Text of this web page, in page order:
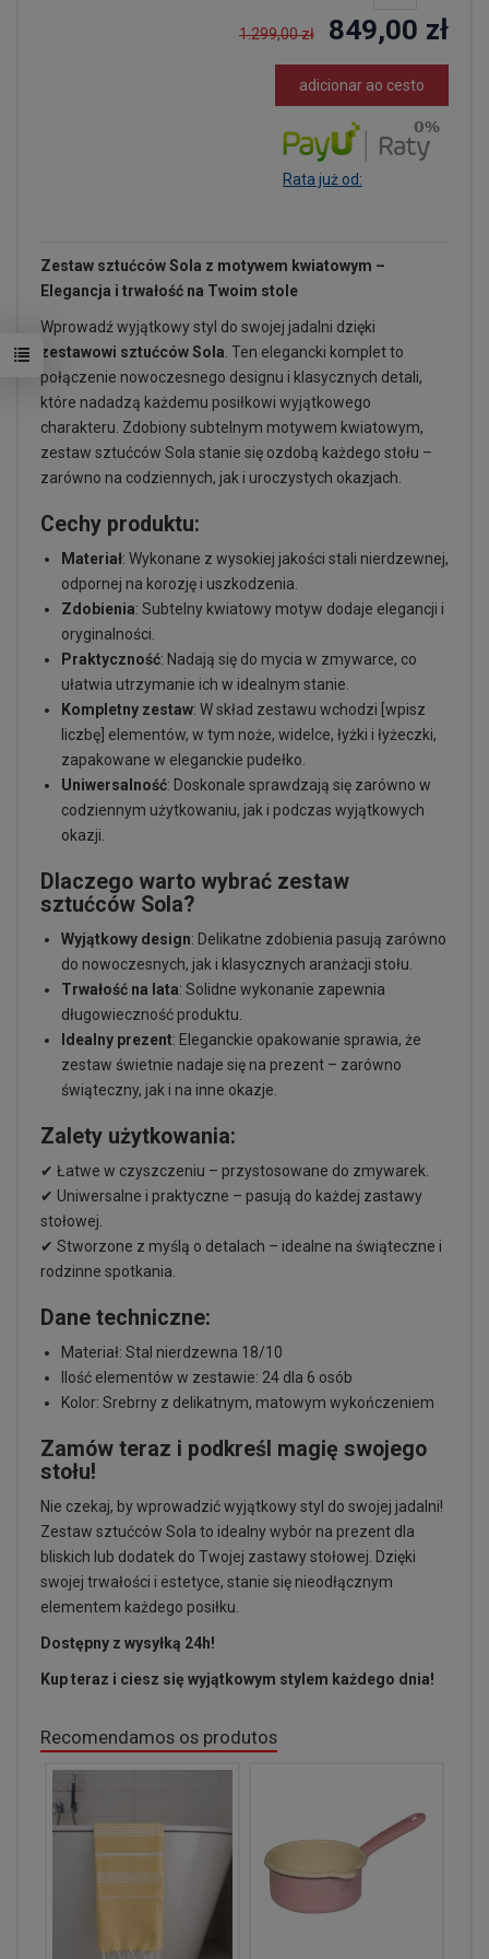
1.299,00 zł 849,00 zł
adicionar ao cesto
Rata już od:
Zestaw sztućców Sola z motywem kwiatowym –
Elegancja i trwałość na Twoim stole
Wprowadź wyjątkowy styl do swojej jadalni dzięki
zestawowi sztućców Sola . Ten elegancki komplet to
połączenie nowoczesnego designu i klasycznych detali,
które nadadzą każdemu posiłkowi wyjątkowego
charakteru. Zdobiony subtelnym motywem kwiatowym,
zestaw sztućców Sola stanie się ozdobą każdego stołu –
zarówno na codziennych, jak i uroczystych okazjach.
Cechy produktu:
Materiał: Wykonane z wysokiej jakości stali nierdzewnej,
odpornej na korozję i uszkodzenia.
Zdobienia: Subtelny kwiatowy motyw dodaje elegancji i
oryginalności.
Praktyczność: Nadają się do mycia w zmywarce, co
ułatwia utrzymanie ich w idealnym stanie.
Kompletny zestaw: W skład zestawu wchodzi [wpisz
liczbę] elementów, w tym noże, widelce, łyżki i łyżeczki,
zapakowane w eleganckie pudełko.
Uniwersalność: Doskonale sprawdzają się zarówno w
codziennym użytkowaniu, jak i podczas wyjątkowych
okazji.
Dlaczego warto wybrać zestaw
sztućców Sola?
Wyjątkowy design: Delikatne zdobienia pasują zarówno
do nowoczesnych, jak i klasycznych aranżacji stołu.
Trwałość na lata: Solidne wykonanie zapewnia
długowieczność produktu.
Idealny prezent: Eleganckie opakowanie sprawia, że
zestaw świetnie nadaje się na prezent – zarówno
świąteczny, jak i na inne okazje.
Zalety użytkowania:
✔ Łatwe w czyszczeniu – przystosowane do zmywarek.
✔ Uniwersalne i praktyczne – pasują do każdej zastawy
stołowej.
✔ Stworzone z myślą o detalach – idealne na świąteczne i
rodzinne spotkania.
Dane techniczne:
Materiał: Stal nierdzewna 18/10
Ilość elementów w zestawie: 24 dla 6 osób
Kolor: Srebrny z delikatnym, matowym wykończeniem
Zamów teraz i podkreśl magię swojego
stołu!
Nie czekaj, by wprowadzić wyjątkowy styl do swojej jadalni!
Zestaw sztućców Sola to idealny wybór na prezent dla
bliskich lub dodatek do Twojej zastawy stołowej. Dzięki
swojej trwałości i estetyce, stanie się nieodłącznym
elementem każdego posiłku.
Dostępny z wysyłką 24h!
Kup teraz i ciesz się wyjątkowym stylem każdego dnia!
Recomendamos os produtos